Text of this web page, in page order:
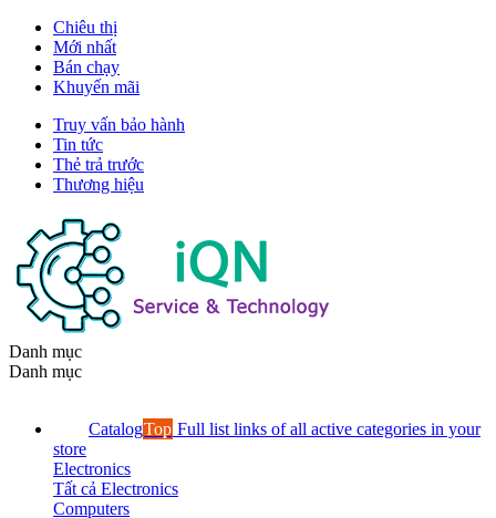
Chiêu thị
Mới nhất
Bán chạy
Khuyến mãi
Truy vấn bảo hành
Tin tức
Thẻ trả trước
Thương hiệu
Danh mục
Danh mục
CatalogTop Full list links of all active categories in your
store
Electronics
Tất cả Electronics
Computers